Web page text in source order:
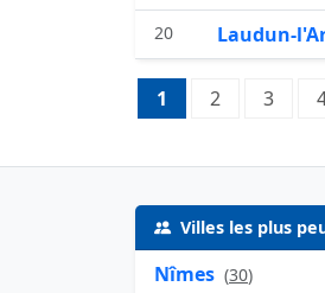
20 Laudun-
Pagination:
1 Page 1
2 Page 2
3 Page
Villes les plus
Nîmes (30)